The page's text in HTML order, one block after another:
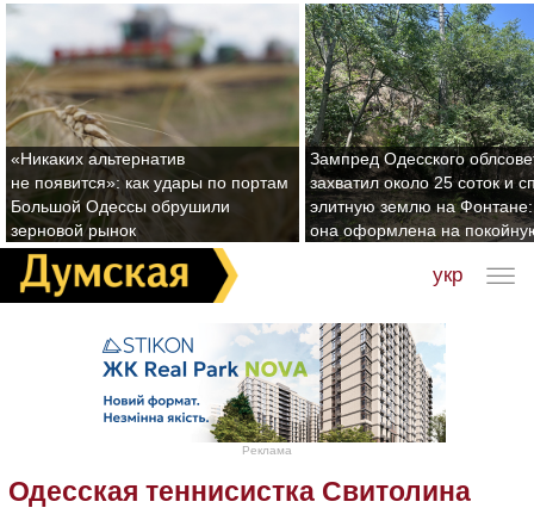
«Никаких альтернатив
не появится»: как удары по портам
Большой Одессы обрушили
зерновой рынок
Зампред Одесского
захватил около 25 соток и
элитную землю на Фонтане:
она оформлена на
укр
Реклама
Одесская теннисистка Свитолина